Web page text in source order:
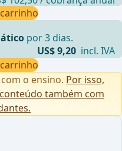
por 3 dias.
US$ 9,20 incl. IVA
o ensino. Por isso,
também com